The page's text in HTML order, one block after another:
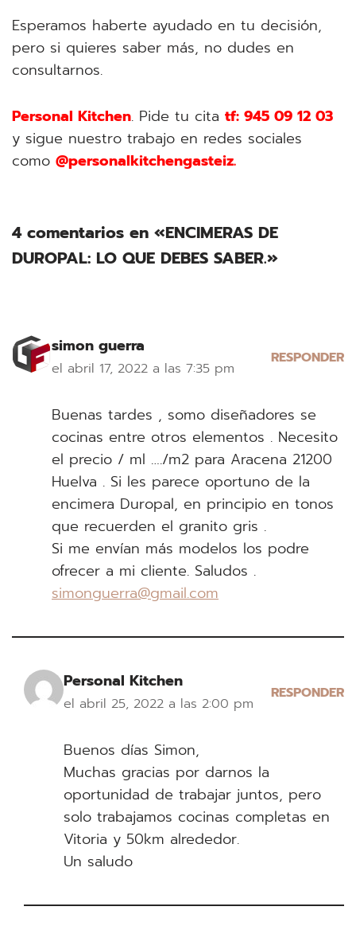
Esperamos haberte ayudado en tu decisión,
pero si quieres saber más, no dudes en
consultarnos.
Personal Kitchen. Pide tu cita tf: 945 09 12 03
y sigue nuestro trabajo en redes sociales
como @personalkitchengasteiz.
4 comentarios en «ENCIMERAS DE
DUROPAL: LO QUE DEBES SABER.»
simon guerra
el abril 17, 2022 a las 7:35 pm
RESPONDER
Buenas tardes , somo diseñadores se
cocinas entre otros elementos . Necesito
el precio / ml …./m2 para Aracena 21200
Huelva . Si les parece oportuno de la
encimera Duropal, en principio en tonos
que recuerden el granito gris .
Si me envían más modelos los podre
ofrecer a mi cliente. Saludos .
simonguerra@gmail.com
Personal Kitchen
el abril 25, 2022 a las 2:00 pm
RESPONDER
Buenos días Simon,
Muchas gracias por darnos la
oportunidad de trabajar juntos, pero
solo trabajamos cocinas completas en
Vitoria y 50km alrededor.
Un saludo